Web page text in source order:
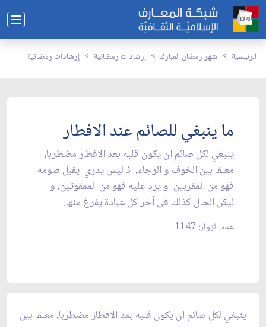
الرئيسية شهر رمضان المبارك إرشادات رمضانية إرشادات رمضانية
ما ينبغي للصائم عند الافطار
ينبغي لكل صائم ان يكون قلبه بعد الافطار مضطربا،
معلقا بين الخوف و الرجاء، اذ ليس يدري ايقبل صومه
فهو من المقربين او يرد عليه فهو من الممقوتين، و
ليكن الحال كذلك فى آخر كل عبادة يفرغ منها.
عدد الزوار: 1147
ينبغي لكل صائم ان يكون قلبه بعد الافطار مضطربا، معلقا بين